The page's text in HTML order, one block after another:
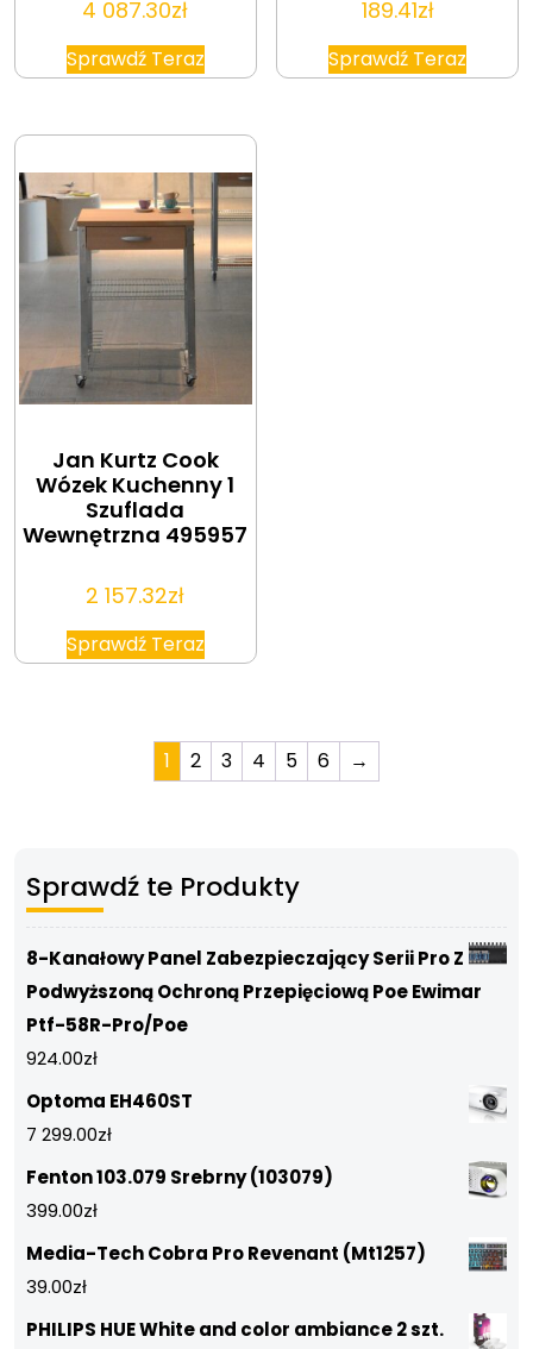
4 087.30zł
Sprawdź Teraz
189.41zł
Sprawdź Teraz
Jan Kurtz Cook
Wózek Kuchenny 1
Szuflada
Wewnętrzna 495957
2 157.32zł
Sprawdź Teraz
1 2 3 4 5 6 →
Sprawdź te Produkty
8-Kanałowy Panel Zabezpieczający Serii Pro Z
Podwyższoną Ochroną Przepięciową Poe Ewimar
Ptf-58R-Pro/Poe
924.00zł
Optoma EH460ST
7 299.00zł
Fenton 103.079 Srebrny (103079)
399.00zł
Media-Tech Cobra Pro Revenant (Mt1257)
39.00zł
PHILIPS HUE White and color ambiance 2 szt.